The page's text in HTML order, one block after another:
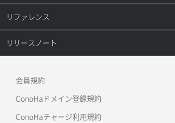
ボリューム更新
ボリューム詳細一覧取得
自動バックアップ有効化
サーバープラン変更
サーバープラン詳細一覧取得
サーバープラン詳細取得
サーバーメタデータ取得
ネットワーク一覧取得
ネットワーク作成（ローカルネットワーク用）
メンバー更新
メンバー詳細取得
メンバー追加
オブジェクト詳細取得
コンテナ一覧取得
コンテナ作成
コンテナ削除
レコード詳細取得
プロダクトトップ
ConoHa VPS(Ver.3.0)
ConoHa for GAME
リファレンス
リファレンストップ
OpenStack CLI
リリースノート
会員規約
ConoHaドメイン登録規約
ConoHaチャージ利用規約